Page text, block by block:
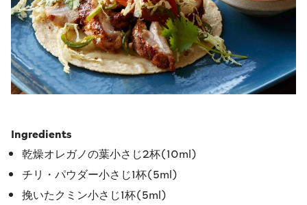
Ingredients
乾燥オレガノの葉小さじ2杯(10ml)
チリ・パウダー小さじ1杯(5ml)
挽いたクミン小さじ1杯(5ml)